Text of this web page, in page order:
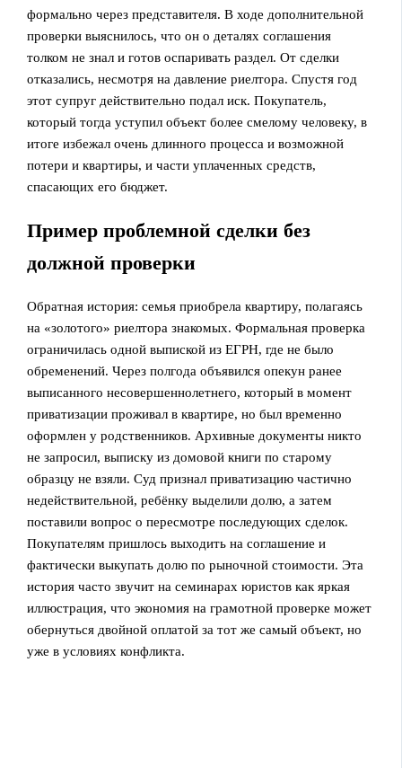
формально через представителя. В ходе дополнительной
проверки выяснилось, что он о деталях соглашения
толком не знал и готов оспаривать раздел. От сделки
отказались, несмотря на давление риелтора. Спустя год
этот супруг действительно подал иск. Покупатель,
который тогда уступил объект более смелому человеку, в
итоге избежал очень длинного процесса и возможной
потери и квартиры, и части уплаченных средств,
спасающих его бюджет.
Пример проблемной сделки без
должной проверки
Обратная история: семья приобрела квартиру, полагаясь
на «золотого» риелтора знакомых. Формальная проверка
ограничилась одной выпиской из ЕГРН, где не было
обременений. Через полгода объявился опекун ранее
выписанного несовершеннолетнего, который в момент
приватизации проживал в квартире, но был временно
оформлен у родственников. Архивные документы никто
не запросил, выписку из домовой книги по старому
образцу не взяли. Суд признал приватизацию частично
недействительной, ребёнку выделили долю, а затем
поставили вопрос о пересмотре последующих сделок.
Покупателям пришлось выходить на соглашение и
фактически выкупать долю по рыночной стоимости. Эта
история часто звучит на семинарах юристов как яркая
иллюстрация, что экономия на грамотной проверке может
обернуться двойной оплатой за тот же самый объект, но
уже в условиях конфликта.